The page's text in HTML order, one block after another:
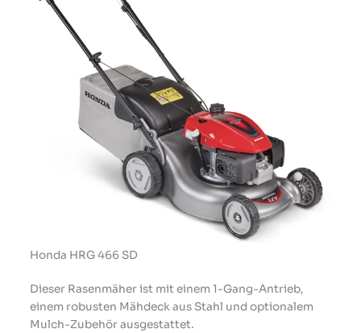
Honda HRG 466 SD
Dieser Rasenmäher ist mit einem 1-Gang-Antrieb,
einem robusten Mähdeck aus Stahl und optionalem
Mulch-Zubehör ausgestattet.